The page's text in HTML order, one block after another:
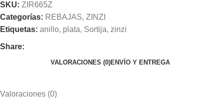
SKU: ZIR665Z
Categorías: REBAJAS, ZINZI
Etiquetas: anillo, plata, Sortija, zinzi
Share:
VALORACIONES (0)ENVÍO Y ENTREGA
Valoraciones (0)